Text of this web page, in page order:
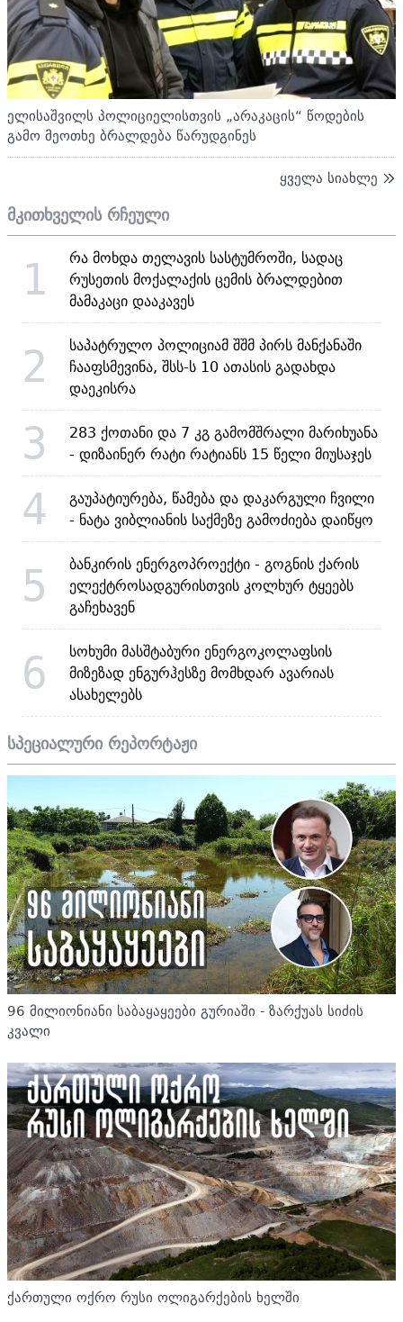
ელისაშვილს პოლიციელისთვის „არაკაცის“ წოდების
გამო მეოთხე ბრალდება წარუდგინეს
ყველა სიახლე
მკითხველის რჩეული
1
რა მოხდა თელავის სასტუმროში, სადაც
რუსეთის მოქალაქის ცემის ბრალდებით
მამაკაცი დააკავეს
2
საპატრულო პოლიციამ შშმ პირს მანქანაში
ჩააფსმევინა, შსს-ს 10 ათასის გადახდა
დაეკისრა
3
283 ქოთანი და 7 კგ გამომშრალი მარიხუანა
- დიზაინერ რატი რატიანს 15 წელი მიუსაჯეს
4
გაუპატიურება, წამება და დაკარგული ჩვილი
- ნატა ვიბლიანის საქმეზე გამოძიება დაიწყო
5
ბანკირის ენერგოპროექტი - გოგნის ქარის
ელექტროსადგურისთვის კოლხურ ტყეებს
გაჩეხავენ
6
სოხუმი მასშტაბური ენერგოკოლაფსის
მიზეზად ენგურჰესზე მომხდარ ავარიას
ასახელებს
სპეციალური რეპორტაჟი
96 მილიონიანი საბაყაყეები გურიაში - ზარქუას სიძის
კვალი
ქართული ოქრო რუსი ოლიგარქების ხელში